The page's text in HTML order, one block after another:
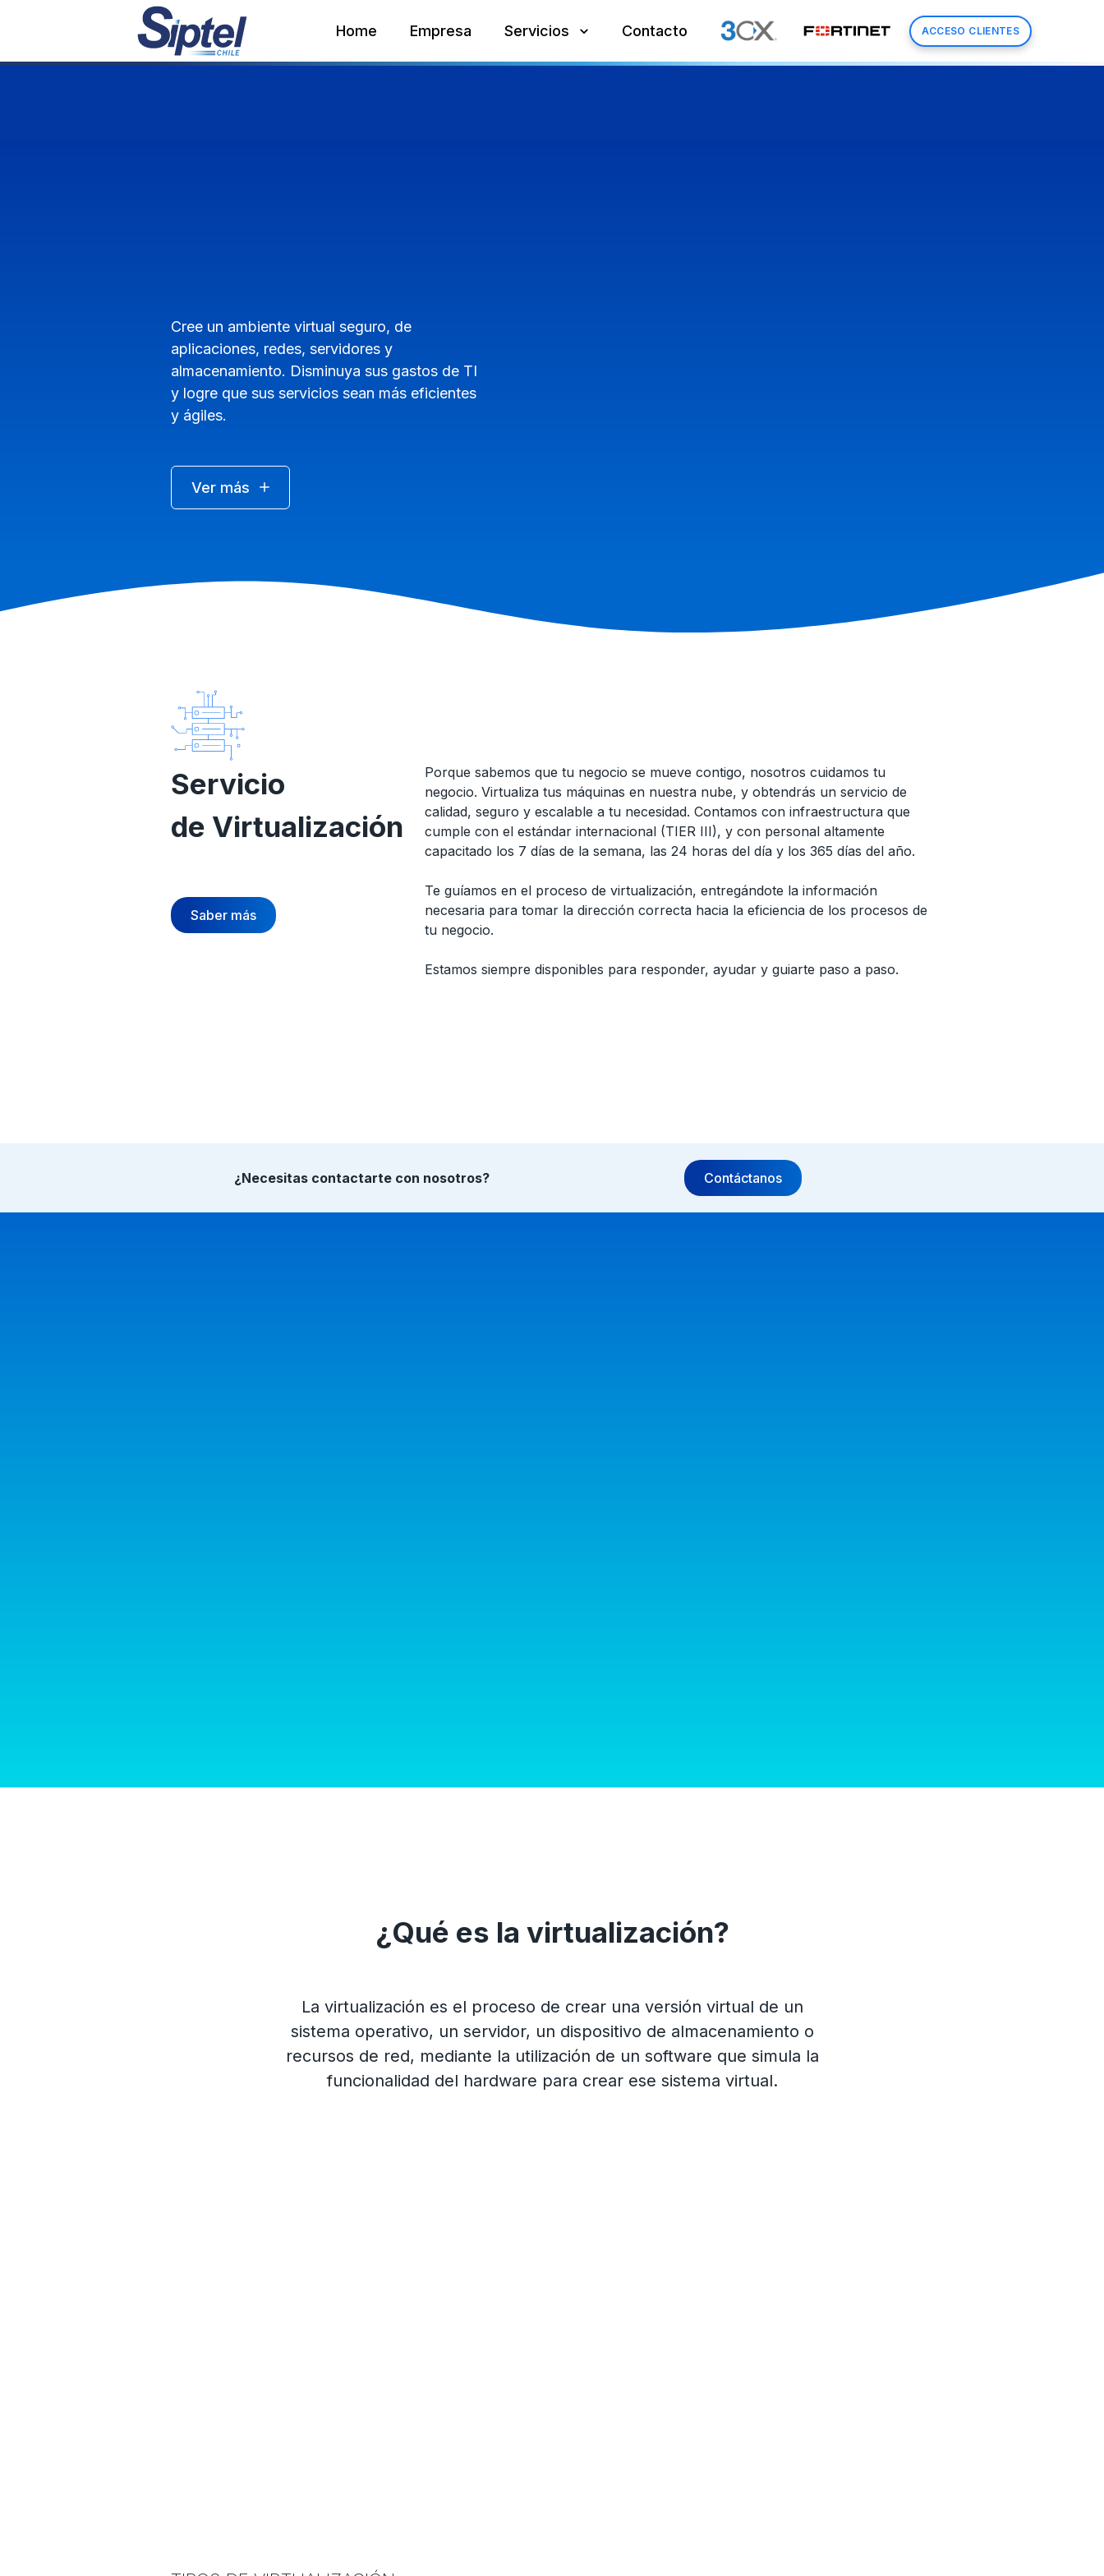
Home Empresa Servicios Contacto ACCESO CLIENTES
Cree un ambiente virtual seguro, de
aplicaciones, redes, servidores y
almacenamiento. Disminuya sus gastos de TI
y logre que sus servicios sean más eficientes
y ágiles.
Ver más
Servicio
de Virtualización
Saber más
Porque sabemos que tu negocio se mueve contigo, nosotros cuidamos tu
negocio. Virtualiza tus máquinas en nuestra nube, y obtendrás un servicio de
calidad, seguro y escalable a tu necesidad. Contamos con infraestructura que
cumple con el estándar internacional (TIER III), y con personal altamente
capacitado los 7 días de la semana, las 24 horas del día y los 365 días del año.
Te guíamos en el proceso de virtualización, entregándote la información
necesaria para tomar la dirección correcta hacia la eficiencia de los procesos de
tu negocio.
Estamos siempre disponibles para responder, ayudar y guiarte paso a paso.
¿Necesitas contactarte con nosotros? Contáctanos
¿Qué es la virtualización?
La virtualización es el proceso de crear una versión virtual de un
sistema operativo, un servidor, un dispositivo de almacenamiento o
recursos de red, mediante la utilización de un software que simula la
funcionalidad del hardware para crear ese sistema virtual.